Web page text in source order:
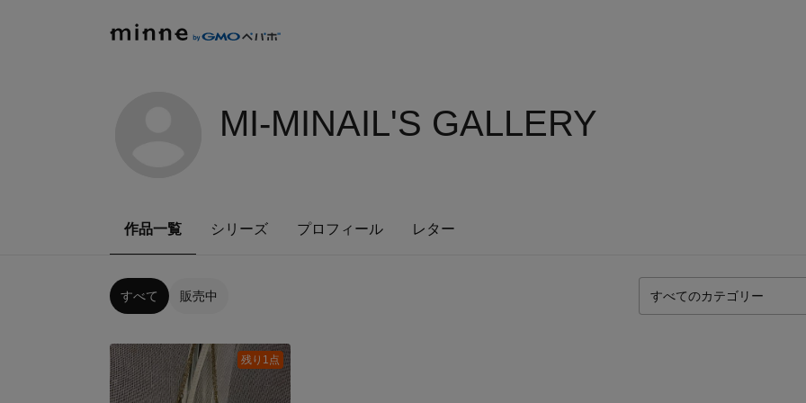
MI-MINAIL'S GALLERY
作品一覧 シリーズ プロフィール レター
すべて 販売中
残り1点